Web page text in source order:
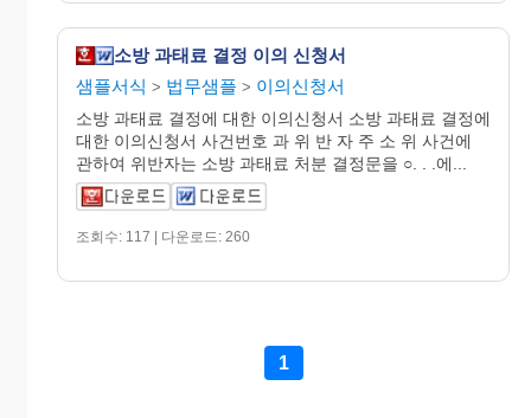
소방 과태료 결정 이의 신청서
샘플서식 > 법무샘플 > 이의신청서
소방 과태료 결정에 대한 이의신청서 소방 과태료 결정에
대한 이의신청서 사건번호 과 위 반 자 주 소 위 사건에
관하여 위반자는 소방 과태료 처분 결정문을 ○. . .에...
조회수: 117 | 다운로드: 260
1